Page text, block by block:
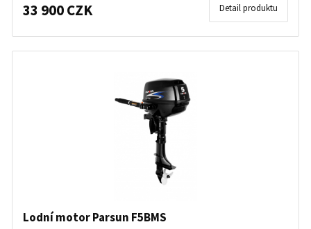
33 900 CZK Detail produktu
Lodní motor Parsun F5BMS